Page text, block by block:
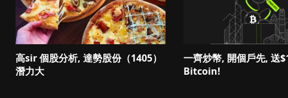
高sir 個股分析, 達勢股份（1405）
潛力大
一齊炒幣, 開個戶先, 送
Bitcoin!